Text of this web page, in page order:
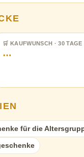
🛒 KAUFWUNSCH · 30 TAGE
…
für die